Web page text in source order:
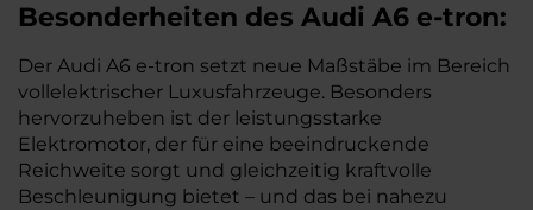
Besonderheiten des Audi A6 e-tron:
Der Audi A6 e-tron setzt neue Maßstäbe im Bereich
vollelektrischer Luxusfahrzeuge. Besonders
hervorzuheben ist der leistungsstarke
Elektromotor, der für eine beeindruckende
Reichweite sorgt und gleichzeitig kraftvolle
Beschleunigung bietet – und das bei nahezu